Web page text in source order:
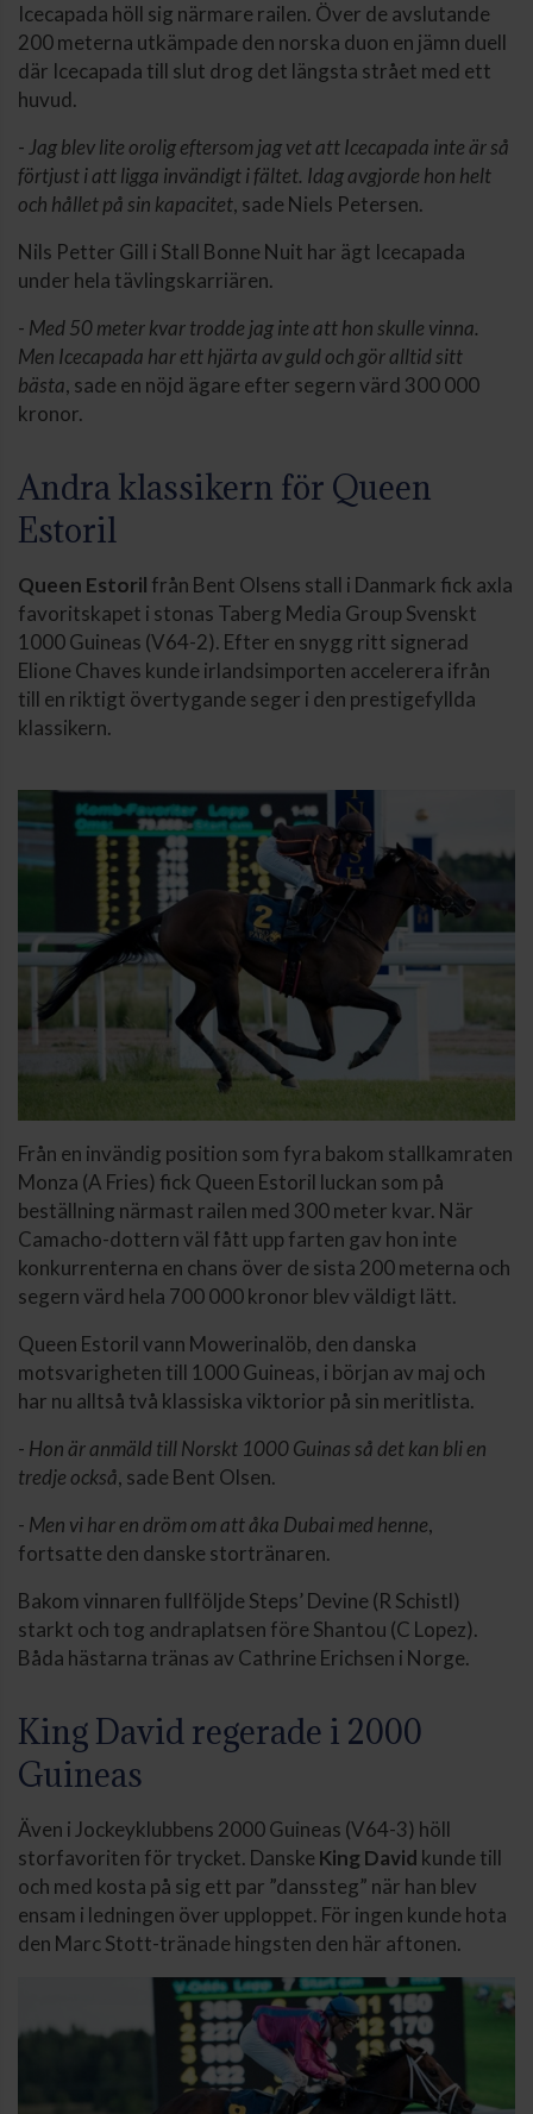
Icecapada höll sig närmare railen. Över de avslutande
200 meterna utkämpade den norska duon en jämn duell
där Icecapada till slut drog det längsta strået med ett
huvud.
- Jag blev lite orolig eftersom jag vet att Icecapada inte är så
förtjust i att ligga invändigt i fältet. Idag avgjorde hon helt
och hållet på sin kapacitet, sade Niels Petersen.
Nils Petter Gill i Stall Bonne Nuit har ägt Icecapada
under hela tävlingskarriären.
- Med 50 meter kvar trodde jag inte att hon skulle vinna.
Men Icecapada har ett hjärta av guld och gör alltid sitt
bästa, sade en nöjd ägare efter segern värd 300 000
kronor.
Andra klassikern för Queen
Estoril
Queen Estoril från Bent Olsens stall i Danmark fick axla
favoritskapet i stonas Taberg Media Group Svenskt
1000 Guineas (V64-2). Efter en snygg ritt signerad
Elione Chaves kunde irlandsimporten accelerera ifrån
till en riktigt övertygande seger i den prestigefyllda
klassikern.
Från en invändig position som fyra bakom stallkamraten
Monza (A Fries) fick Queen Estoril luckan som på
beställning närmast railen med 300 meter kvar. När
Camacho-dottern väl fått upp farten gav hon inte
konkurrenterna en chans över de sista 200 meterna och
segern värd hela 700 000 kronor blev väldigt lätt.
Queen Estoril vann Mowerinalöb, den danska
motsvarigheten till 1000 Guineas, i början av maj och
har nu alltså två klassiska viktorior på sin meritlista.
- Hon är anmäld till Norskt 1000 Guinas så det kan bli en
tredje också, sade Bent Olsen.
- Men vi har en dröm om att åka Dubai med henne,
fortsatte den danske stortränaren.
Bakom vinnaren fullföljde Steps’ Devine (R Schistl)
starkt och tog andraplatsen före Shantou (C Lopez).
Båda hästarna tränas av Cathrine Erichsen i Norge.
King David regerade i 2000
Guineas
Även i Jockeyklubbens 2000 Guineas (V64-3) höll
storfavoriten för trycket. Danske King David kunde till
och med kosta på sig ett par ”danssteg” när han blev
ensam i ledningen över upploppet. För ingen kunde hota
den Marc Stott-tränade hingsten den här aftonen.